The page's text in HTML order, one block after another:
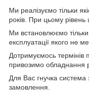
Ми реалізуємо тільки
років. При цьому
Ми встановлюємо
експлуатації якого не
Дотримуємось термінів
привозимо обладнання
Для Вас гнучка система
замовлення.